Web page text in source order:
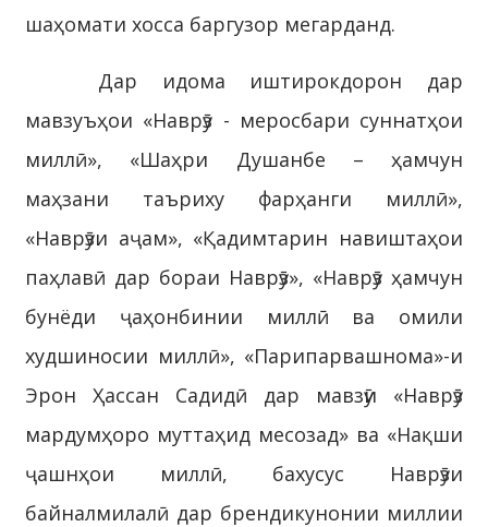
шаҳомати хосса баргузор мегарданд.
Дар идома иштирокдорон дар
мавзуъҳои «Наврӯз - меросбари суннатҳои
миллӣ», «Шаҳри Душанбе – ҳамчун
маҳзани таъриху фарҳанги миллӣ»,
«Наврӯзи аҷам», «Қадимтарин навиштаҳои
паҳлавӣ дар бораи Наврӯз», «Наврӯз ҳамчун
бунёди ҷаҳонбинии миллӣ ва омили
худшиносии миллӣ», «Парипарвашнома»-и
Эрон Ҳассан Садидӣ дар мавзӯи «Наврӯз
мардумҳоро муттаҳид месозад» ва «Нақши
ҷашнҳои миллӣ, бахусус Наврӯзи
байналмилалӣ дар брендикунонии миллии